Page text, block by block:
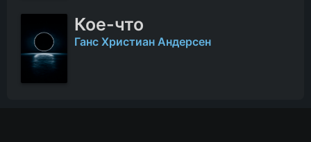
Кое-что
Ганс Христиан Андерсен